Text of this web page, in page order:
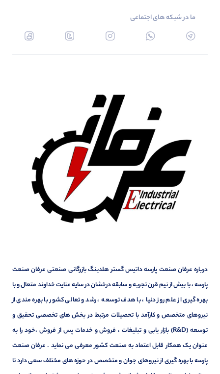
ما در شبکه های اجتماعی
درباره عرفان صنعت پارسه داتیس گستر هلدینگ بازرگانی صنعتی عرفان صنعت
پارسه ، با بیش از نیم قرن تجربه و سابقه درخشان در سایه عنایت خداوند متعال و با
بهره گیری از علم روز دنیا ، با هدف توسعه ، رشد و تعالی کشور با بهره مندی از
نیروهای متخصص و کارآمد با تحصیلات مرتبط در بخش های تخصصی تحقیق و
توسعه (R&D) بازار یابی و تبلیغات ، فروش و خدمات پس از فروش ،خود را به
عنوان یک همکار قابل اعتماد به صنعت کشور معرفی می نماید . عرفان صنعت
پارسه با بهره گیری از نیروهای جوان و متخصص در حوزه های مختلف سعی دارد تا